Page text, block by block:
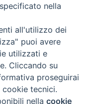
nella
all'utilizzo dei
puoi avere
utilizzati e
Cliccando su
proseguirai
cookie tecnici.
nellacookie